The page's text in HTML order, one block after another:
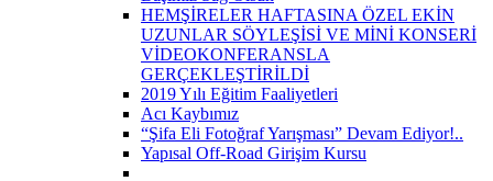
HEMŞİRELER HAFTASINA ÖZEL EKİN
UZUNLAR SÖYLEŞİSİ VE MİNİ KONSERİ
VİDEOKONFERANSLA
GERÇEKLEŞTİRİLDİ
2019 Yılı Eğitim Faaliyetleri
Acı Kaybımız
“Şifa Eli Fotoğraf Yarışması” Devam Ediyor!..
Yapısal Off-Road Girişim Kursu